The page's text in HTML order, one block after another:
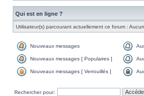
Qui est en ligne ?
Utilisateur(s) parcourant actuellement ce forum :
Nouveaux messages
Nouveaux messages [ Populaires ]
Nouveaux messages [ Verrouillés ]
Rechercher pour: